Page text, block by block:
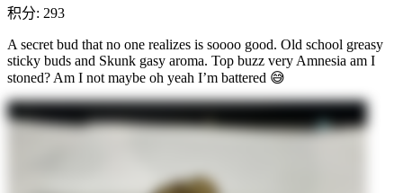
积分: 293
A secret bud that no one realizes is soooo good. Old school greasy
sticky buds and Skunk gasy aroma. Top buzz very Amnesia am I
stoned? Am I not maybe oh yeah I’m battered 😅